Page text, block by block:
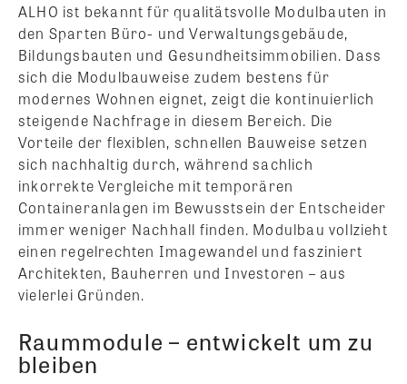
ALHO ist bekannt für qualitätsvolle Modulbauten in
den Sparten Büro- und Verwaltungsgebäude,
Bildungsbauten und Gesundheitsimmobilien. Dass
sich die Modulbauweise zudem bestens für
modernes Wohnen eignet, zeigt die kontinuierlich
steigende Nachfrage in diesem Bereich. Die
Vorteile der flexiblen, schnellen Bauweise setzen
sich nachhaltig durch, während sachlich
inkorrekte Vergleiche mit temporären
Containeranlagen im Bewusstsein der Entscheider
immer weniger Nachhall finden. Modulbau vollzieht
einen regelrechten Imagewandel und fasziniert
Architekten, Bauherren und Investoren – aus
vielerlei Gründen.
Raummodule – entwickelt um zu
bleiben